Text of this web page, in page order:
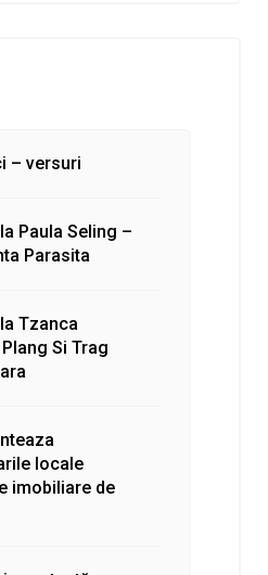
– versuri
Paula Seling –
Parasita
Tzanca
Si Trag
locale
imobiliare de